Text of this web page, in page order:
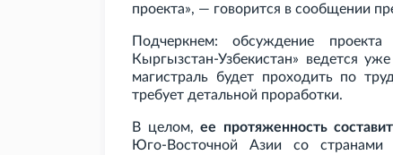
проекта», — говорится в сообщении
Подчеркнем: обсуждение
Кыргызстан-Узбекистан» ведется уже
магистраль будет проходить по
требует детальной проработки.
В целом,ее протяженность
Юго-Восточной Азии со